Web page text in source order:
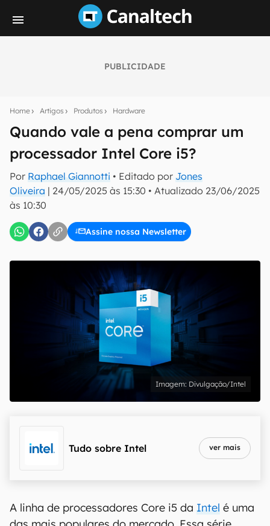
PUBLICIDADE
Home Artigos Produtos Hardware
Quando vale a pena comprar um
processador Intel Core i5?
Por Raphael Giannotti • Editado por Jones
Oliveira | 24/05/2025 às 15:30 • Atualizado 23/06/2025
às 10:30
Assine nossa Newsletter
notícias e reviews sobre tecnologia em primeira
E-mail
Confirmo que li, aceito e concordo com os
Divulgação/Intel
Tudo sobre Intel ver mais
A linha de processadores Core i5 da Intel é uma